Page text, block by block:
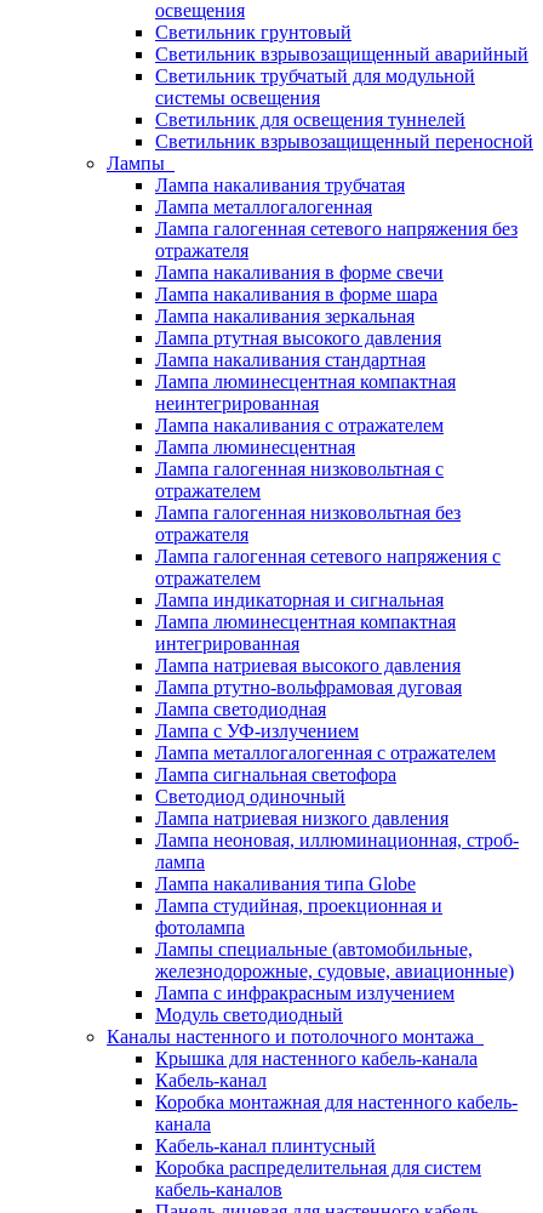
освещения
Светильник грунтовый
Светильник взрывозащищенный аварийный
Светильник трубчатый для модульной
системы освещения
Светильник для освещения туннелей
Светильник взрывозащищенный переносной
Лампы
Лампа накаливания трубчатая
Лампа металлогалогенная
Лампа галогенная сетевого напряжения без
отражателя
Лампа накаливания в форме свечи
Лампа накаливания в форме шара
Лампа накаливания зеркальная
Лампа ртутная высокого давления
Лампа накаливания стандартная
Лампа люминесцентная компактная
неинтегрированная
Лампа накаливания с отражателем
Лампа люминесцентная
Лампа галогенная низковольтная с
отражателем
Лампа галогенная низковольтная без
отражателя
Лампа галогенная сетевого напряжения с
отражателем
Лампа индикаторная и сигнальная
Лампа люминесцентная компактная
интегрированная
Лампа натриевая высокого давления
Лампа ртутно-вольфрамовая дуговая
Лампа светодиодная
Лампа с УФ-излучением
Лампа металлогалогенная с отражателем
Лампа сигнальная светофора
Светодиод одиночный
Лампа натриевая низкого давления
Лампа неоновая, иллюминационная, строб-
лампа
Лампа накаливания типа Globe
Лампа студийная, проекционная и
фотолампа
Лампы специальные (автомобильные,
железнодорожные, судовые, авиационные)
Лампа с инфракрасным излучением
Модуль светодиодный
Каналы настенного и потолочного монтажа
Крышка для настенного кабель-канала
Кабель-канал
Коробка монтажная для настенного кабель-
канала
Кабель-канал плинтусный
Коробка распределительная для систем
кабель-каналов